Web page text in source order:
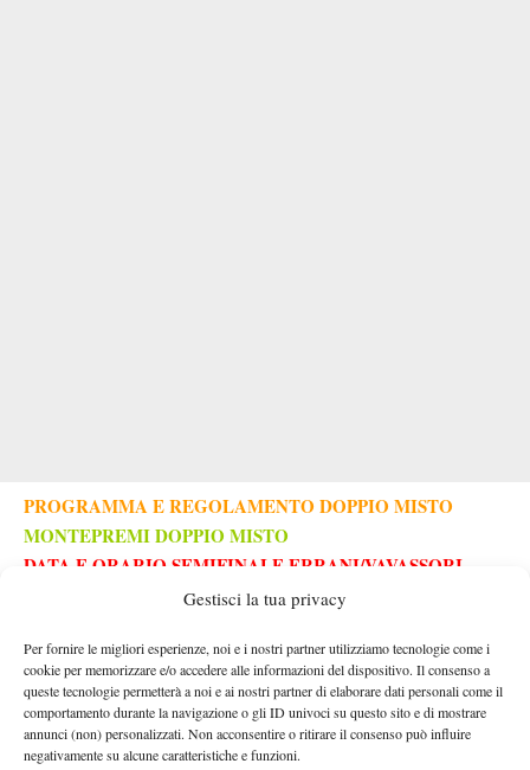
Gestisci la tua privacy
Per fornire le migliori esperienze, noi e i nostri partner utilizziamo tecnologie come i
cookie per memorizzare e/o accedere alle informazioni del dispositivo. Il consenso a
queste tecnologie permetterà a noi e ai nostri partner di elaborare dati personali come il
comportamento durante la navigazione o gli ID univoci su questo sito e di mostrare
annunci (non) personalizzati. Non acconsentire o ritirare il consenso può influire
negativamente su alcune caratteristiche e funzioni.
PROGRAMMA E REGOLAMENTO DOPPIO MISTO
MONTEPREMI DOPPIO MISTO
DATA E ORARIO SEMIFINALE ERRANI/VAVASSORI
TABELLONE DOPPIO MISTO US OPEN
SEMIFINALI
(1) Pegula/Draper vs (3) Swiatek/Ruud
(ALT) Collins/C.Harrison vs(WC) ERRANI/VAVASSORI
QUARTI DI FINALE